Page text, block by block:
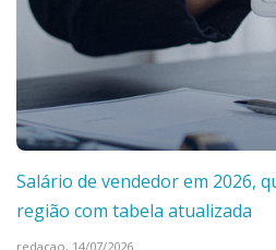
Salário de vendedor em 2026,
região com tabela atualizada
redacao, 14/07/2026